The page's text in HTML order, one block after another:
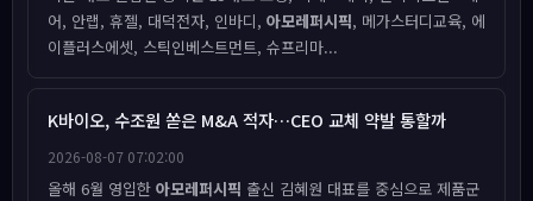
어, 안랩, 휴젤, 대덕전자, 인바디, 아모레퍼시픽, 메가스터디교육, 에
이플러스에셋, 스틱인베스트먼트, 슈프리마...
K바이오, 수조원 쏟은 M&A 적자…CEO 교체 약발 통할까
2026-08-07 07:02:00
올해 6월 영입한 아모레퍼시픽 출신 김혜원 대표를 중심으로 제품군